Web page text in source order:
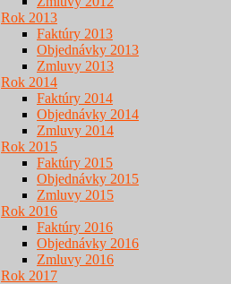
Rok 2013
Faktúry 2013
Objednávky 2013
Zmluvy 2013
Rok 2014
Faktúry 2014
Objednávky 2014
Zmluvy 2014
Rok 2015
Faktúry 2015
Objednávky 2015
Zmluvy 2015
Rok 2016
Faktúry 2016
Objednávky 2016
Zmluvy 2016
Rok 2017